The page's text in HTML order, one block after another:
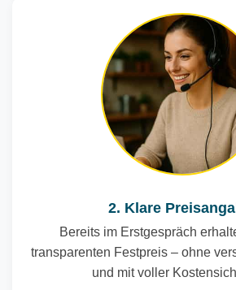
2. Klare
Bereits im Erstgespräch
transparenten Festpreis – ohne
und mit voller